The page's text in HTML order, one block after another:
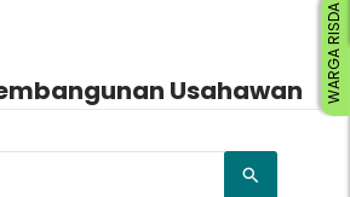
Usahawan WARGA RISDA